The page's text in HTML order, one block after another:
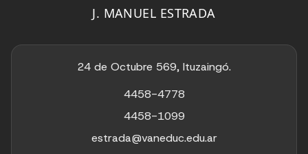
J. MANUEL ESTRADA
24 de Octubre 569, Ituzaingó.
4458-4778
4458-1099
estrada@vaneduc.edu.ar